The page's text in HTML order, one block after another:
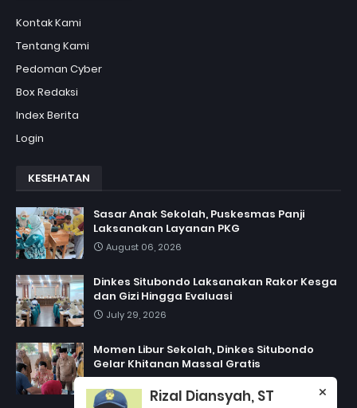
Kontak Kami
Tentang Kami
Pedoman Cyber
Box Redaksi
Index Berita
Login
KESEHATAN
Sasar Anak Sekolah, Puskesmas Panji
Laksanakan Layanan PKG
August 06, 2026
Dinkes Situbondo Laksanakan Rakor Kesga
dan Gizi Hingga Evaluasi
July 29, 2026
Momen Libur Sekolah, Dinkes Situbondo
Gelar Khitanan Massal Gratis
Rizal Diansyah, ST